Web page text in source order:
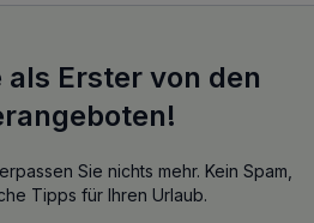
als Erster von den
Sie nichts mehr. Kein Spam,
Tipps für Ihren Urlaub.